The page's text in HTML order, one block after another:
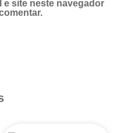
e site neste navegador